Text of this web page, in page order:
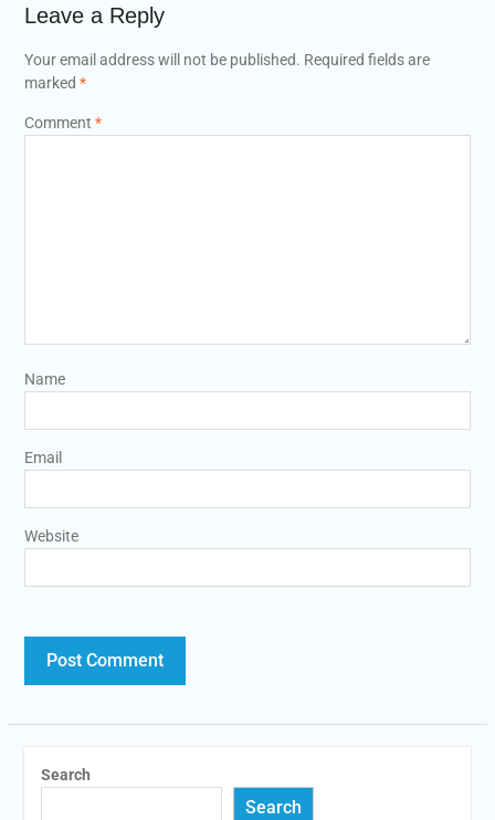
Leave a Reply
Your email address will not be published. Required fields are
marked *
Comment *
Name
Email
Website
Search
Search